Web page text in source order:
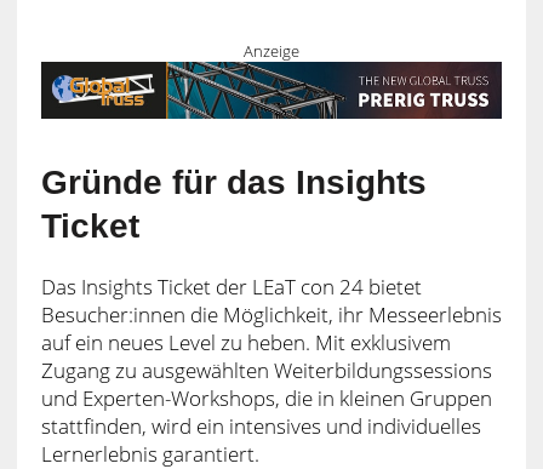
Anzeige
Gründe für das Insights
Ticket
Das Insights Ticket der LEaT con 24 bietet
Besucher:innen die Möglichkeit, ihr Messeerlebnis
auf ein neues Level zu heben. Mit exklusivem
Zugang zu ausgewählten Weiterbildungssessions
und Experten-Workshops, die in kleinen Gruppen
stattfinden, wird ein intensives und individuelles
Lernerlebnis garantiert.